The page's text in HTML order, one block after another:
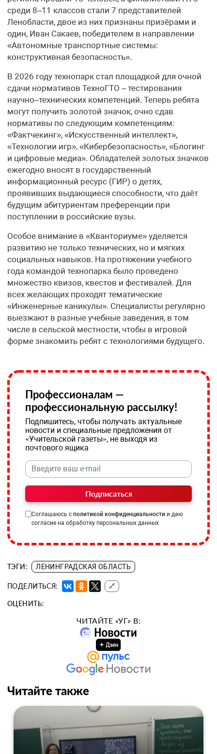
среди 8–11 классов стали 7 представителей
Ленобласти, двое из них признаны призёрами и
один, Иван Сакаев, победителем в направлении
«Автономные транспортные системы:
конструктивная безопасность».
В 2026 году технопарк стал площадкой для очной
сдачи нормативов ТехноГТО – тестирования
научно–технических компетенций. Теперь ребята
могут получить золотой значок, очно сдав
нормативы по следующим компетенциям:
«Фактчекинг», «Искусственный интеллект»,
«Технологии игр», «Кибербезопасность», «Блогинг
и цифровые медиа». Обладателей золотых значков
ежегодно вносят в государственный
информационный ресурс (ГИР) о детях,
проявивших выдающиеся способности, что даёт
будущим абитуриентам преференции при
поступлении в российские вузы.
Особое внимание в «Кванториуме» уделяется
развитию не только технических, но и мягких
социальных навыков. На протяжении учебного
года командой технопарка было проведено
множество квизов, квестов и фестивалей. Для
всех желающих проходят тематические
«Инженерные каникулы». Специалисты регулярно
выезжают в разные учебные заведения, в том
числе в сельской местности, чтобы в игровой
форме знакомить ребят с технологиями будущего.
Профессионалам —
профессиональную рассылку!
Подпишитесь, чтобы получать актуальные
новости и специальные предложения от
«Учительской газеты», не выходя из
почтового ящика
Подписаться
Соглашаюсь с политикой конфиденциальности и даю
согласие на обработку персональных данных
ТЭГИ: ЛЕНИНГРАДСКАЯ ОБЛАСТЬ
ПОДЕЛИТЬСЯ: 🔗
ОЦЕНИТЬ:
ЧИТАЙТЕ «УГ» В:
Читайте также